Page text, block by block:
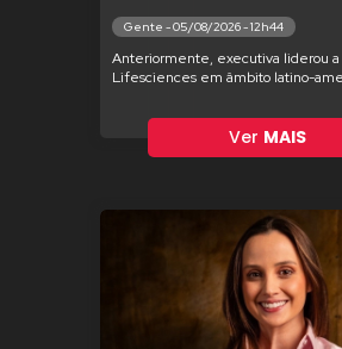
Gente - 05/08/2026 - 12h44
Anteriormente, executiva liderou a
Lifesciences em âmbito latino-
Ver MAIS